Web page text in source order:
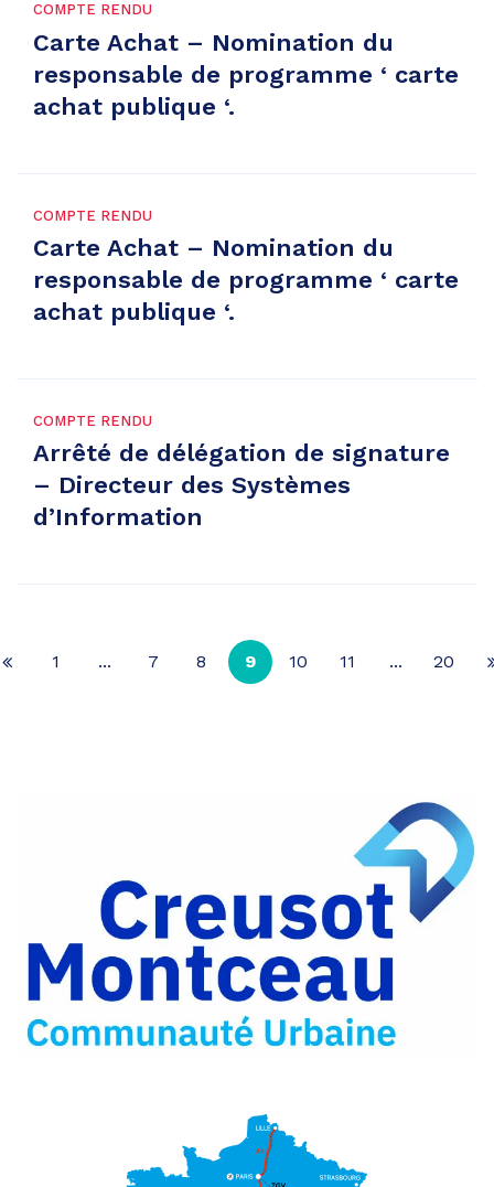
COMPTE RENDU
Carte Achat – Nomination du
responsable de programme ‘ carte
achat publique ‘.
COMPTE RENDU
Carte Achat – Nomination du
responsable de programme ‘ carte
achat publique ‘.
COMPTE RENDU
Arrêté de délégation de signature
– Directeur des Systèmes
d’Information
Page
1 ... 7 8 9 10 11 ... 20